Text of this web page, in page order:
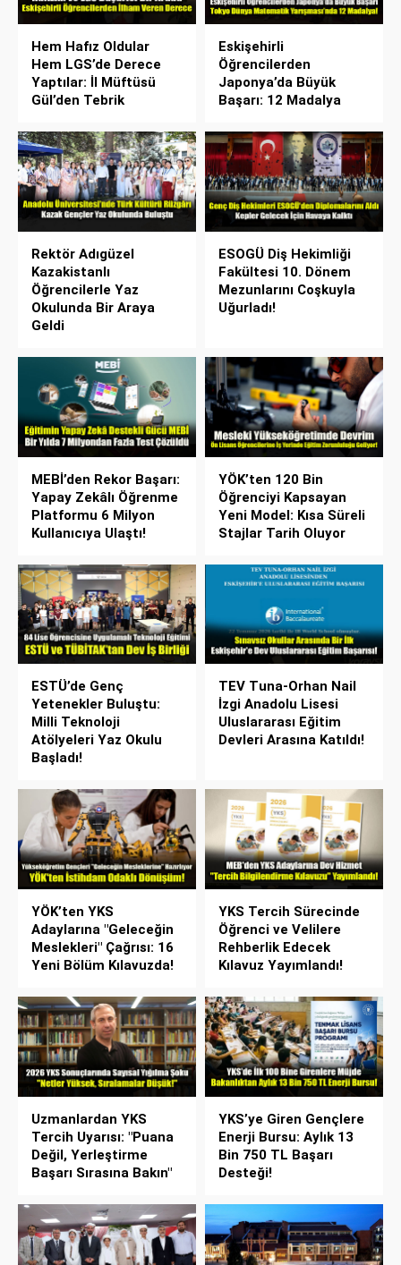
Hem Hafız Oldular
Hem LGS’de Derece
Yaptılar: İl Müftüsü
Gül’den Tebrik
Eskişehirli
Öğrencilerden
Japonya’da Büyük
Başarı: 12 Madalya
Rektör Adıgüzel
Kazakistanlı
Öğrencilerle Yaz
Okulunda Bir Araya
Geldi
ESOGÜ Diş Hekimliği
Fakültesi 10. Dönem
Mezunlarını Coşkuyla
Uğurladı!
MEBİ’den Rekor Başarı:
Yapay Zekâlı Öğrenme
Platformu 6 Milyon
Kullanıcıya Ulaştı!
YÖK’ten 120 Bin
Öğrenciyi Kapsayan
Yeni Model: Kısa Süreli
Stajlar Tarih Oluyor
ESTÜ’de Genç
Yetenekler Buluştu:
Milli Teknoloji
Atölyeleri Yaz Okulu
Başladı!
TEV Tuna-Orhan Nail
İzgi Anadolu Lisesi
Uluslararası Eğitim
Devleri Arasına Katıldı!
YÖK’ten YKS
Adaylarına "Geleceğin
Meslekleri" Çağrısı: 16
Yeni Bölüm Kılavuzda!
YKS Tercih Sürecinde
Öğrenci ve Velilere
Rehberlik Edecek
Kılavuz Yayımlandı!
Uzmanlardan YKS
Tercih Uyarısı: "Puana
Değil, Yerleştirme
Başarı Sırasına Bakın"
YKS’ye Giren Gençlere
Enerji Bursu: Aylık 13
Bin 750 TL Başarı
Desteği!